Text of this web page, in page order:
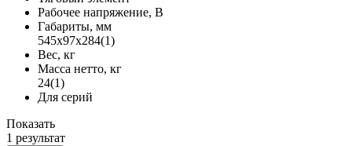
Рабочее напряжение, В
Габариты, мм
545x97x284(1)
Вес, кг
Масса нетто, кг
24(1)
Для серий
Показать
1 результат